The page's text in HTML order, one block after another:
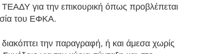
για την επικουρική όπως προβλέπεται
του ΕΦΚΑ.
την παραγραφή, ή και άμεσα χωρίς